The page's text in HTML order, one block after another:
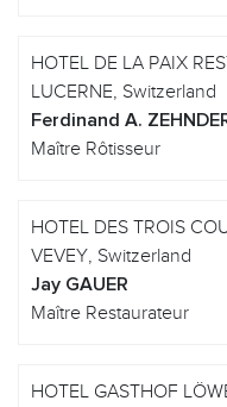
HOTEL DE LA PAIX
LUCERNE, Switzerland
Ferdinand A.
Maître Rôtisseur
HOTEL DES TROIS
VEVEY, Switzerland
Jay GAUER
Maître Restaurateur
HOTEL GASTHOF